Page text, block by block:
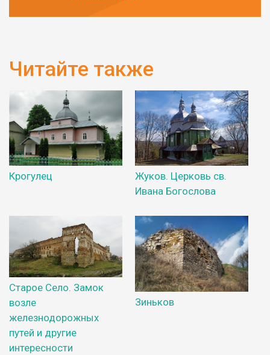
Читайте также
Крогулец
Жуков. Церковь св.
Ивана Богослова
Старое Село. Замок
возле
железнодорожных
путей и другие
интересности
Зиньков